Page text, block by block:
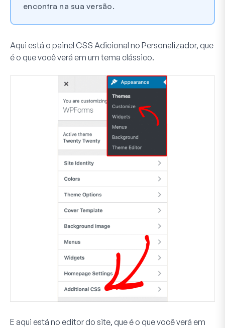
encontra na sua versão.
Aqui está o painel CSS Adicional no Personalizador, que
é o que você verá em um tema clássico.
E aqui está no editor do site, que é o que você verá em